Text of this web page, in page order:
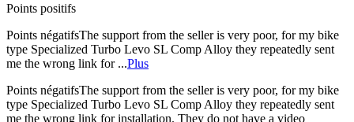
Points positifs
Points négatifsThe support from the seller is very poor, for my bike
type Specialized Turbo Levo SL Comp Alloy they repeatedly sent
me the wrong link for ...Plus
Points négatifsThe support from the seller is very poor, for my bike
type Specialized Turbo Levo SL Comp Alloy they repeatedly sent
me the wrong link for installation. They do not have a video